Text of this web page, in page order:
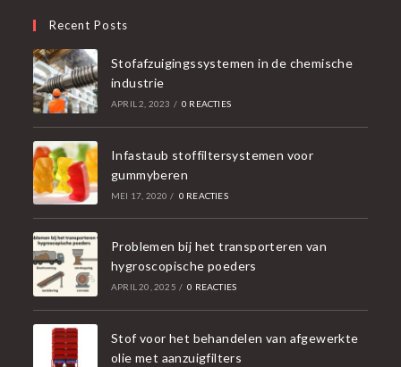
Recent Posts
Stofafzuigingssystemen in de chemische
industrie
APRIL 2, 2023 / 0 REACTIES
Infastaub stoffiltersystemen voor
gummyberen
MEI 17, 2020 / 0 REACTIES
Problemen bij het transporteren van
hygroscopische poeders
APRIL 20, 2025 / 0 REACTIES
Stof voor het behandelen van afgewerkte
olie met aanzuigfilters